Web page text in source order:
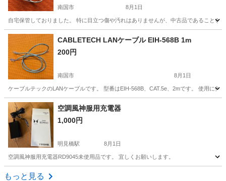
南国市 8月1日
自宅保管しておりました。 特に目立つ傷や汚れはありませんが、中古品であること
高知 南国市 LANケーブル
CABLETECH LANケーブル EIH-568B 1m
200円
南国市 8月1日
ケーブルテックのLANケーブルです。 型番はEIH-568B、CAT.5e、2mです。 使用に
高知 南国市 周辺機器 LANケーブル
空調風神服用充電器
1,000円
明見橋駅 8月1日
空調風神服用充電器RD9045未使用品です。 宜しくお願いします。
高知 高知市
もっと見る